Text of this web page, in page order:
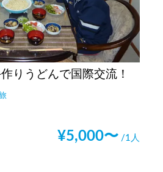
りうどんで国際交流！
¥5,000〜 /1人